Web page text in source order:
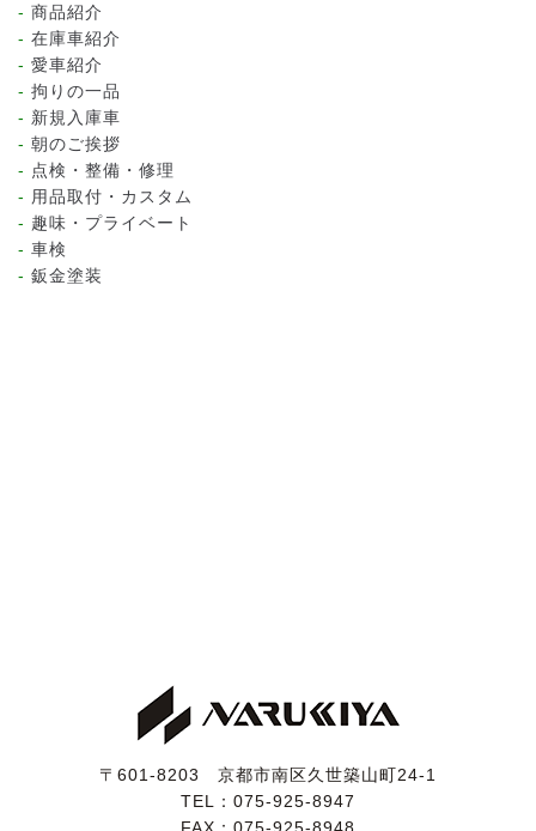
商品紹介
在庫車紹介
愛車紹介
拘りの一品
新規入庫車
朝のご挨拶
点検・整備・修理
用品取付・カスタム
趣味・プライベート
車検
鈑金塗装
〒601-8203 京都市南区久世築山町24-1
TEL： 075-925-8947